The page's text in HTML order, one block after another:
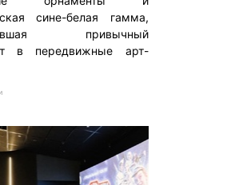
сине-белая гамма,
привычный
в передвижные арт-